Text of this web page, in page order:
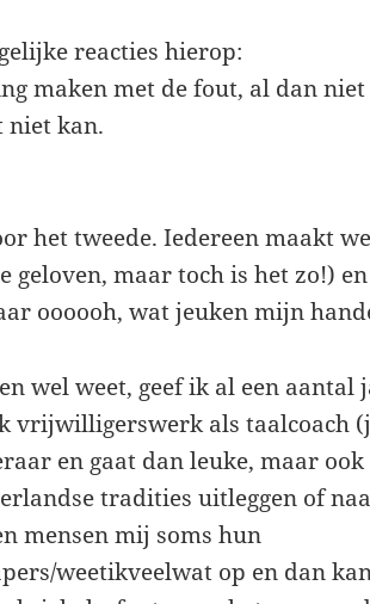
reacties hierop:
maken met de fout, al dan
niet kan.
het tweede. Iedereen maakt
geloven, maar toch is het zo!)
oooooh, wat jeuken mijn
wel weet, geef ik al een aantal
vrijwilligerswerk als taalcoach
en gaat dan leuke, maar
tradities uitleggen of
mensen mij soms hun
weetikveelwat op en dan